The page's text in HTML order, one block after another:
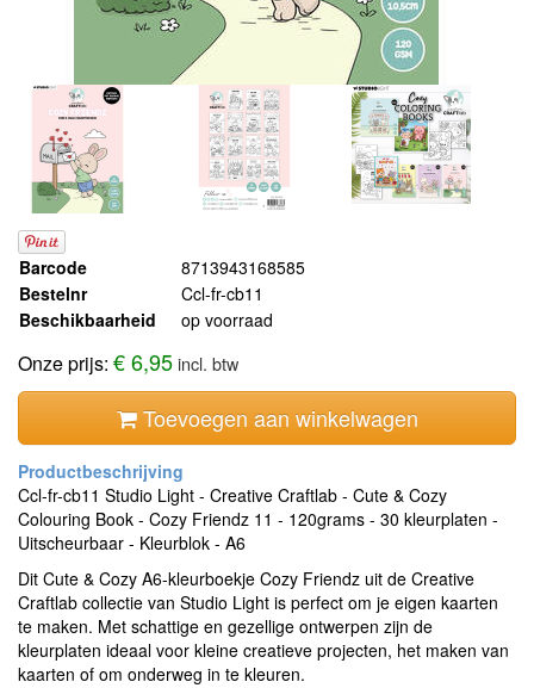
Barcode
8713943168585
Bestelnr
Ccl-fr-cb11
Beschikbaarheid
op voorraad
Onze prijs: € 6,95incl. btw
Toevoegen aan winkelwagen
Ccl-fr-cb11 Studio Light - Creative Craftlab - Cute & Cozy
Colouring Book - Cozy Friendz 11 - 120grams - 30 kleurplaten -
Uitscheurbaar - Kleurblok - A6
Dit Cute & Cozy A6-kleurboekje Cozy Friendz uit de Creative
Craftlab collectie van Studio Light is perfect om je eigen kaarten
te maken. Met schattige en gezellige ontwerpen zijn de
kleurplaten ideaal voor kleine creatieve projecten, het maken van
kaarten of om onderweg in te kleuren.